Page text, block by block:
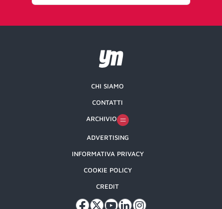
CHI SIAMO
CONTATTI
ARCHIVIO
ADVERTISING
INFORMATIVA PRIVACY
COOKIE POLICY
CREDIT